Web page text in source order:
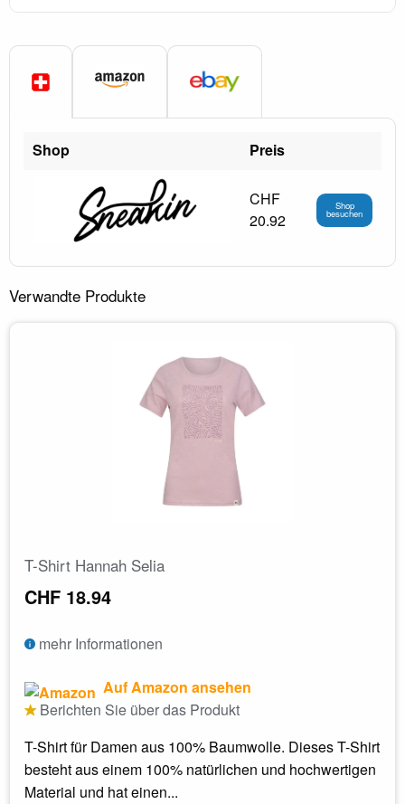
Shop Preis
CHF
20.92
Shop
besuchen
Verwandte Produkte
T-Shirt Hannah Selia
CHF 18.94
mehr Informationen
Auf Amazon ansehen
Berichten Sie über das Produkt
T-Shirt für Damen aus 100% Baumwolle. Dieses T-Shirt
besteht aus einem 100% natürlichen und hochwertigen
Material und hat einen...